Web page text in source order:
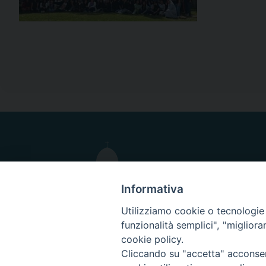
Informativa
Utilizziamo cookie o
funzionalità semplici",
cookie policy.
Cliccando su "accetta"